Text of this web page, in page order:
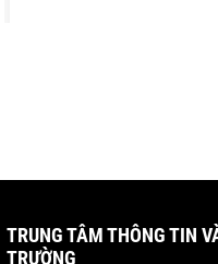
TRUNG TÂM THÔNG TIN
TRƯỜNG